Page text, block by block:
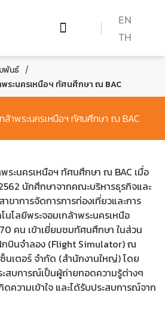
EN
TH
พันธ์ /
ระนครเหนือฯ ทัศนศึกษา ณ BAC
ล้าพระนครเหนือฯ ทัศนศึกษา ณ BAC
ระนครเหนือฯ ทัศนศึกษา ณ BAC เมื่อ
นักศึกษาจากคณะบริหารธุรกิจและ
ขาการจัดการการท่องเที่ยวและการ
นโลยีพระจอมเกล้าพระนครเหนือ
คน เข้าเยี่ยมชมทัศนศึกษา ในส่วน
กบินจำลอง (Flight Simulator) ณ
นเตอร์ จำกัด (สำนักงานใหญ่) โดย
สบการณ์เป็นผู้ถ่ายทอดความรู้ต่างๆ
ความเข้าใจ และได้รับประสบการณ์จาก